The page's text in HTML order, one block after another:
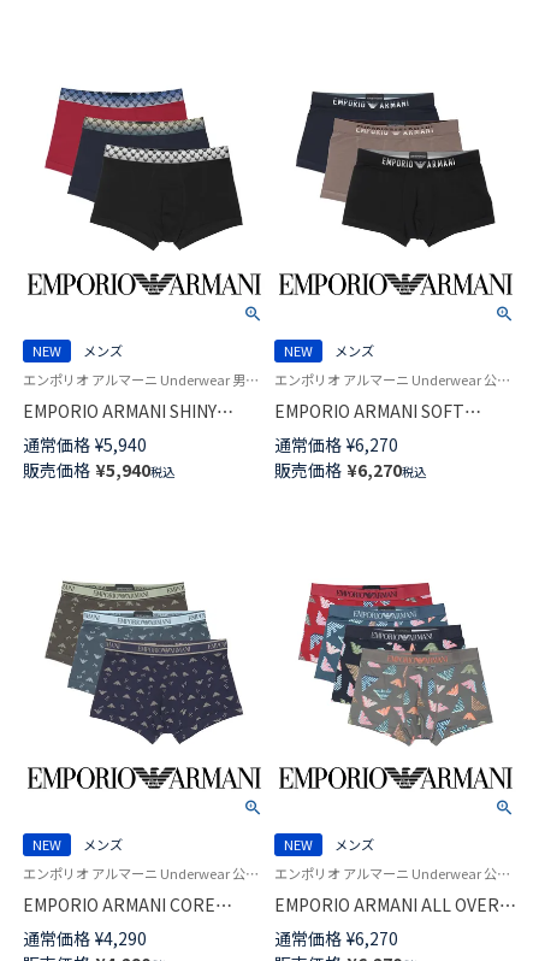
NEW
メンズ
エンポリオ アルマーニ Underwear 男性 紳士 下着 アンダーウェア
EMPORIO ARMANI SHINY
LOGOBAND シャイニー ロゴバ
ンド オーガニックジャージー
ボクサーパンツ 【S/M/L/XL】 前
通常価格 ¥5,940
販売価格 ¥5,940税込
NEW
メンズ
エンポリオ アルマーニ Underwear 公式オンラインショップ 紳士 下着
EMPORIO ARMANI SOFT
MODAL ソフト モダール ロゴバ
ンド ボクサーパンツ
【S/M/L/XL】 前閉じ EUサイズ メ
通常価格 ¥6,270
販売価格 ¥6,270税込
NEW
メンズ
エンポリオ アルマーニ Underwear 公式オンラインショップ 紳士 下着
EMPORIO ARMANI CORE
LOGOBAND コア ロゴバンド ボ
クサーパンツ 【S/M/L/XL】 前閉
通常価格 ¥4,290
NEW
メンズ
エンポリオ アルマーニ Underwear 公式オンラインショップ 紳士 下着
EMPORIO ARMANI ALL OVER
MICROFIBER オールオーバー
マイクロファイバー ボクサーパ
通常価格 ¥6,270